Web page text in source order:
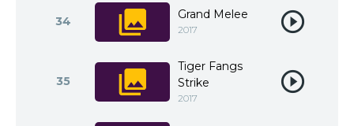
34 Grand Melee
2017
35
Tiger Fangs
Strike
2017